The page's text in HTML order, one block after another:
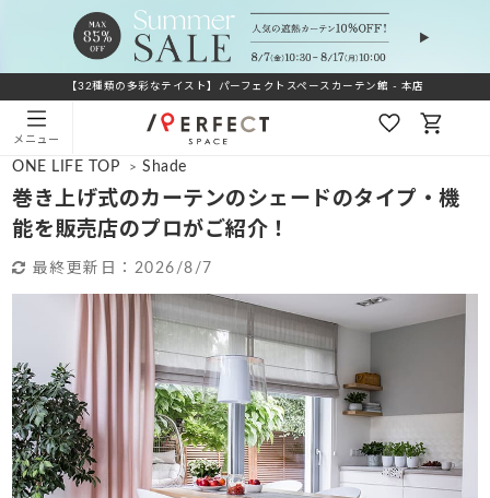
【32種類の多彩なテイスト】パーフェクトスペースカーテン館 - 本店
メニュー
ONE LIFE TOP > Shade
巻き上げ式のカーテンのシェードのタイプ・機
能を販売店のプロがご紹介！
最終更新日： 2026/8/7